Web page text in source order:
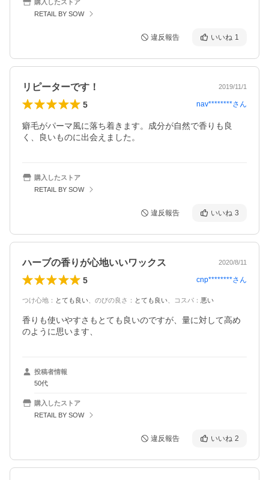
購入したストア
RETAIL BY SOW
違反報告 いいね 1
リピーターです！ 2019/11/1
5 nav********さん
癖毛がパーマ風に落ち着きます。成分が自然で香りも良
く、良いものに出会えました。
購入したストア
RETAIL BY SOW
違反報告 いいね 3
ハーブの香りが心地いいワックス 2020/8/11
5 cnp********さん
つけ心地 ： とても良い のびの良さ ： とても良い コスパ ： 悪い
香りも使いやすさもとても良いのですが、量に対して高め
のように思います、
投稿者情報
50代
購入したストア
RETAIL BY SOW
違反報告 いいね 2